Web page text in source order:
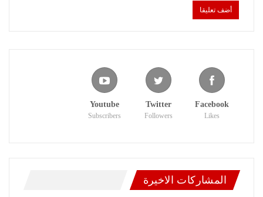
Facebook
Likes
Twitter
Followers
Youtube
Subscribers
المشاركات الاخيرة